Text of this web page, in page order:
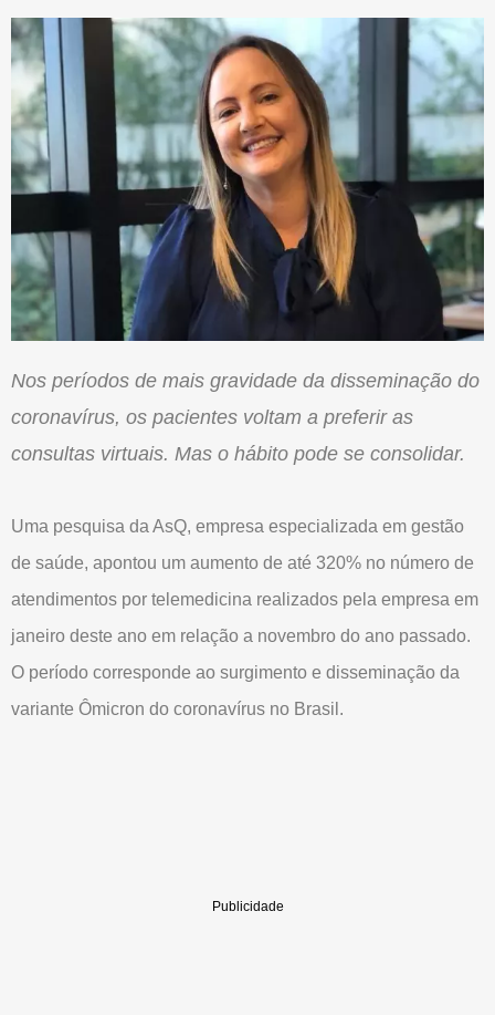
Nos períodos de mais gravidade da disseminação do
coronavírus, os pacientes voltam a preferir as
consultas virtuais. Mas o hábito pode se consolidar.
Uma pesquisa da AsQ, empresa especializada em gestão
de saúde, apontou um aumento de até 320% no número de
atendimentos por telemedicina realizados pela empresa em
janeiro deste ano em relação a novembro do ano passado.
O período corresponde ao surgimento e disseminação da
variante Ômicron do coronavírus no Brasil.